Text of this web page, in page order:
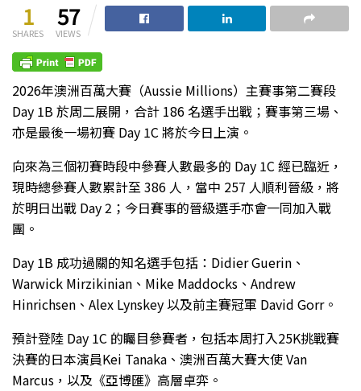
1
SHARES
57
VIEWS
2026年澳洲百萬大賽（Aussie Millions）主賽事第二賽段
Day 1B 於周二展開，合計 186 名選手出戰；賽事第三場、
亦是最後一場初賽 Day 1C 將於今日上演。
向來為三個初賽時段中參賽人數最多的 Day 1C 經已臨近，
現時總參賽人數累計至 386 人，當中 257 人順利晉級，將
於明日出戰 Day 2；今日賽事的晉級選手亦會一同加入戰
團。
Day 1B 成功過關的知名選手包括：Didier Guerin、
Warwick Mirzikinian、Mike Maddocks、Andrew
Hinrichsen、Alex Lynskey 以及前主賽冠軍 David Gorr。
預計登陸 Day 1C 的矚目參賽者，包括本周打入25K挑戰賽
決賽的日本演員Kei Tanaka、澳洲百萬大賽大使 Van
Marcus，以及《亞博匯》高層卓弈。